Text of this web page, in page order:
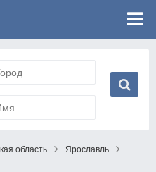
область
Ярославль